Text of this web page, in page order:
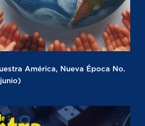
América, Nueva Época No.